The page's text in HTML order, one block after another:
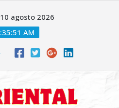
agosto 2026
AM